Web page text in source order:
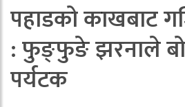
पहाडको काखबाट
: फुङ्फुङे झरनाले
पर्यटक